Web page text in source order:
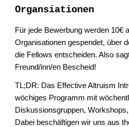
Organsiationen
Für jede Bewerbung werden 10€
Organisationen gespendet, über
die Fellows entscheiden. Also
Freund/inn/en Bescheid!
TL;DR: Das Effective Altruism
wöchiges Programm mit
Diskussionsgruppen,
Dabei beschäftigen wir uns aus